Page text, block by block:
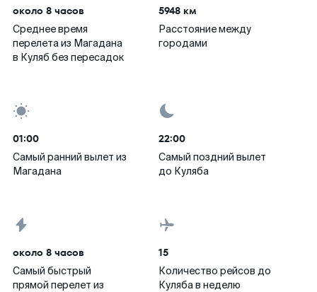
около 8 часов
Среднее время
перелета из Магадана
в Куляб без пересадок
5948 км
Расстояние между
городами
01:00
Самый ранний вылет из
Магадана
22:00
Самый поздний вылет
до Куляба
около 8 часов
Самый быстрый
прямой перелет из
15
Количество рейсов до
Куляба в неделю